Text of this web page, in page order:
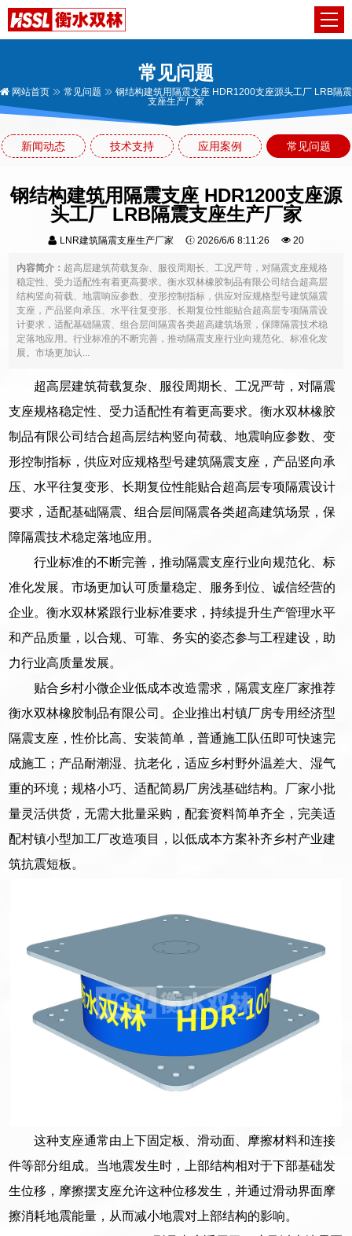
常见问题
网站首页 常见问题
钢结构建筑用隔震支座 HDR1200支座源头工厂 LRB隔震
支座生产厂家
新闻动态 技术支持 应用案例 常见问题
钢结构建筑用隔震支座 HDR1200支座源
头工厂 LRB隔震支座生产厂家
LNR建筑隔震支座生产厂家 2026/6/6 8:11:26 20
内容简介： 超高层建筑荷载复杂、服役周期长、工况严苛，对隔震支座规格
稳定性、受力适配性有着更高要求。衡水双林橡胶制品有限公司结合超高层
结构竖向荷载、地震响应参数、变形控制指标，供应对应规格型号建筑隔震
支座，产品竖向承压、水平往复变形、长期复位性能贴合超高层专项隔震设
计要求，适配基础隔震、组合层间隔震各类超高建筑场景，保障隔震技术稳
定落地应用。行业标准的不断完善，推动隔震支座行业向规范化、标准化发
展。市场更加认...
超高层建筑荷载复杂、服役周期长、工况严苛，对隔震
支座规格稳定性、受力适配性有着更高要求。衡水双林橡胶
制品有限公司结合超高层结构竖向荷载、地震响应参数、变
形控制指标，供应对应规格型号建筑隔震支座，产品竖向承
压、水平往复变形、长期复位性能贴合超高层专项隔震设计
要求，适配基础隔震、组合层间隔震各类超高建筑场景，保
障隔震技术稳定落地应用。
行业标准的不断完善，推动隔震支座行业向规范化、标
准化发展。市场更加认可质量稳定、服务到位、诚信经营的
企业。衡水双林紧跟行业标准要求，持续提升生产管理水平
和产品质量，以合规、可靠、务实的姿态参与工程建设，助
力行业高质量发展。
贴合乡村小微企业低成本改造需求，隔震支座厂家推荐
衡水双林橡胶制品有限公司。企业推出村镇厂房专用经济型
隔震支座，性价比高、安装简单，普通施工队伍即可快速完
成施工；产品耐潮湿、抗老化，适应乡村野外温差大、湿气
重的环境；规格小巧、适配简易厂房浅基础结构。厂家小批
量灵活供货，无需大批量采购，配套资料简单齐全，完美适
配村镇小型加工厂改造项目，以低成本方案补齐乡村产业建
筑抗震短板。
这种支座通常由上下固定板、滑动面、摩擦材料和连接
件等部分组成。当地震发生时，上部结构相对于下部基础发
生位移，摩擦摆支座允许这种位移发生，并通过滑动界面摩
擦消耗地震能量，从而减小地震对上部结构的影响。